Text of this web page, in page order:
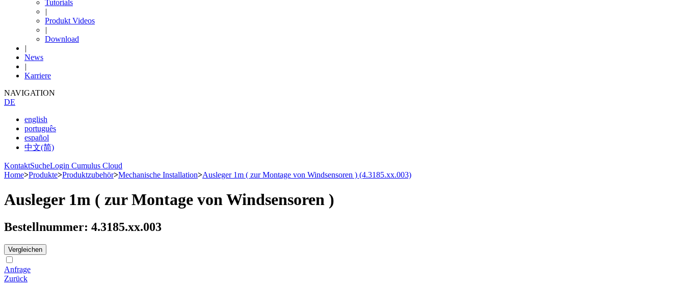
Tutorials
|
Produkt Videos
|
Download
|
News
|
Karriere
NAVIGATION
DE
english
português
español
中文(简)
KontaktSucheLogin Cumulus Cloud
Home>Produkte>Produktzubehör>Mechanische Installation>Ausleger 1m ( zur Montage von Windsensoren ) (4.3185.xx.003)
Ausleger 1m ( zur Montage von Windsensoren )
Bestellnummer: 4.3185.xx.003
Vergleichen
Anfrage
Zurück